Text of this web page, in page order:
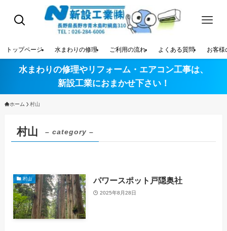
トップページ 水まわりの修理 ご利用の流れ よくある質問 お客様
水まわりの修理やリフォーム・エアコン工事は、
新設工業におまかせ下さい！
ホーム 村山
村山 – category –
村山 パワースポット戸隠奥社
2025年8月28日